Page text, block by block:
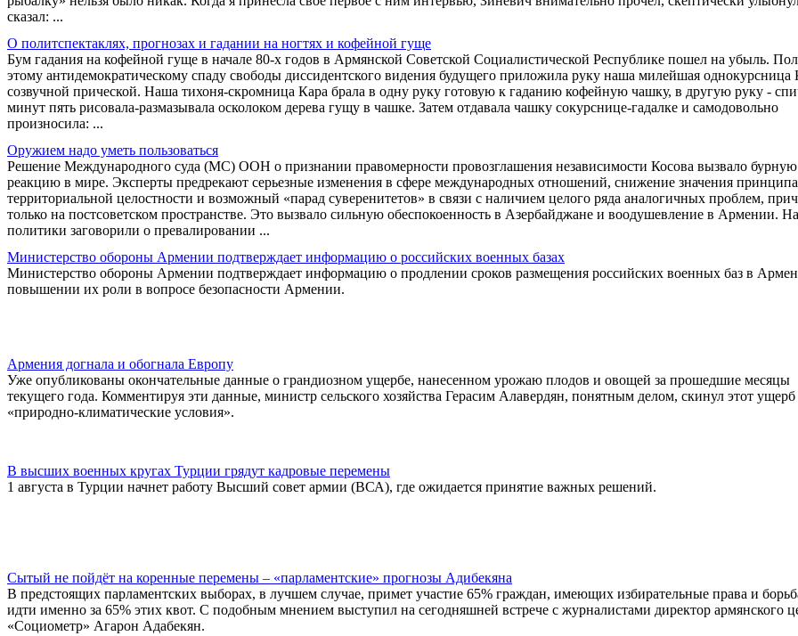
сказал: ...
О политспектаклях, прогнозах и гадании на ногтях и кофейной гуще
Бум гадания на кофейной гуще в начале 80-х годов в Армянской Советской Социалистической Республике пошел на убыль.
этому антидемократическому спаду свободы диссидентского видения будущего приложила руку наша милейшая однокурсница
созвучной прической. Наша тихоня-скромница Кара брала в одну руку готовую к гаданию кофейную чашку, в другую руку -
минут пять рисовала-размазывала осколоком дерева гущу в чашке. Затем отдавала чашку сокурснице-гадалке и самодовольно
произносила: ...
Оружием надо уметь пользоваться
Решение Международного суда (МС) ООН о признании правомерности провозглашения независимости Косова вызвало бурную
реакцию в мире. Эксперты предрекают серьезные изменения в сфере международных отношений, снижение значения принципа
территориальной целостности и возможный «парад суверенитетов» в связи с наличием целого ряда аналогичных проблем,
только на постсоветском пространстве. Это вызвало сильную обеспокоенность в Азербайджане и воодушевление в Армении.
политики заговорили о превалировании ...
Министерство обороны Армении подтверждает информацию о российских военных базах
Министерство обороны Армении подтверждает информацию о продлении сроков размещения российских военных баз в
повышении их роли в вопросе безопасности Армении.
Армения догнала и обогнала Европу
Уже опубликованы окончательные данные о грандиозном ущербе, нанесенном урожаю плодов и овощей за прошедшие месяцы
текущего года. Комментируя эти данные, министр сельского хозяйства Герасим Алавердян, понятным делом, скинул этот ущерб
«природно-климатические условия».
В высших военных кругах Турции грядут кадровые перемены
1 августа в Турции начнет работу Высший совет армии (ВСА), где ожидается принятие важных решений.
Сытый не пойдёт на коренные перемены – «парламентские» прогнозы Адибекяна
В предстоящих парламентских выборах, в лучшем случае, примет участие 65% граждан, имеющих избирательные права и
идти именно за 65% этих квот. С подобным мнением выступил на сегодняшней встрече с журналистами директор армянского
«Социометр» Агарон Адабекян.